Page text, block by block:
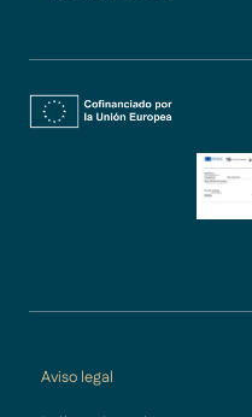
Aviso legal